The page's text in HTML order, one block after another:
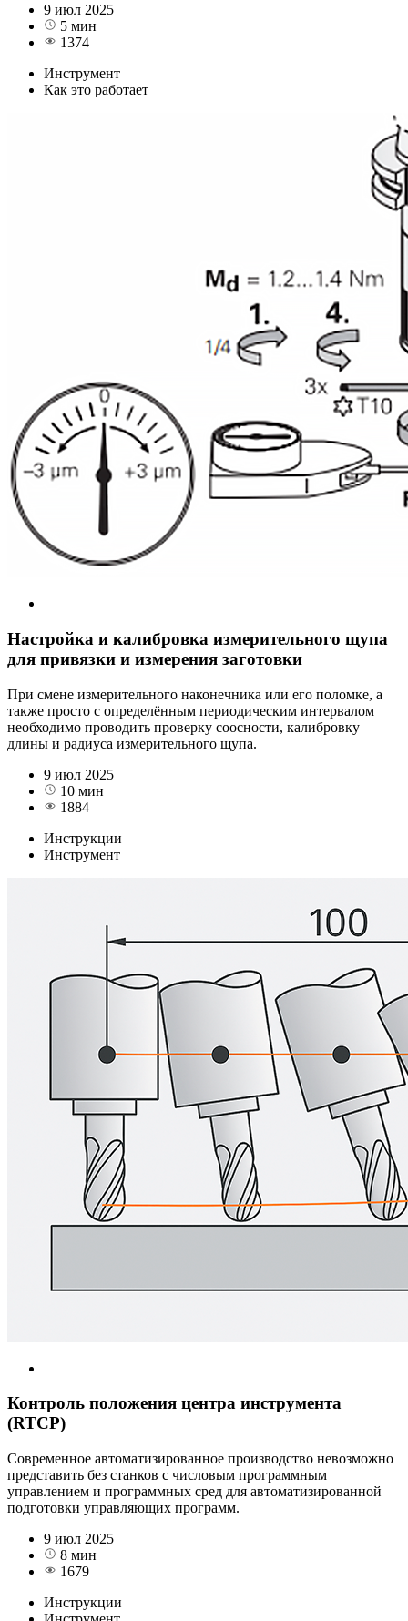
9 июл 2025
5 мин
1374
Инструмент
Как это работает
Настройка и калибровка измерительного щупа
для привязки и измерения заготовки
При смене измерительного наконечника или его поломке, а
также просто с определённым периодическим интервалом
необходимо проводить проверку соосности, калибровку
длины и радиуса измерительного щупа.
9 июл 2025
10 мин
1884
Инструкции
Инструмент
Контроль положения центра инструмента
(RTCP)
Современное автоматизированное производство невозможно
представить без станков с числовым программным
управлением и программных сред для автоматизированной
подготовки управляющих программ.
9 июл 2025
8 мин
1679
Инструкции